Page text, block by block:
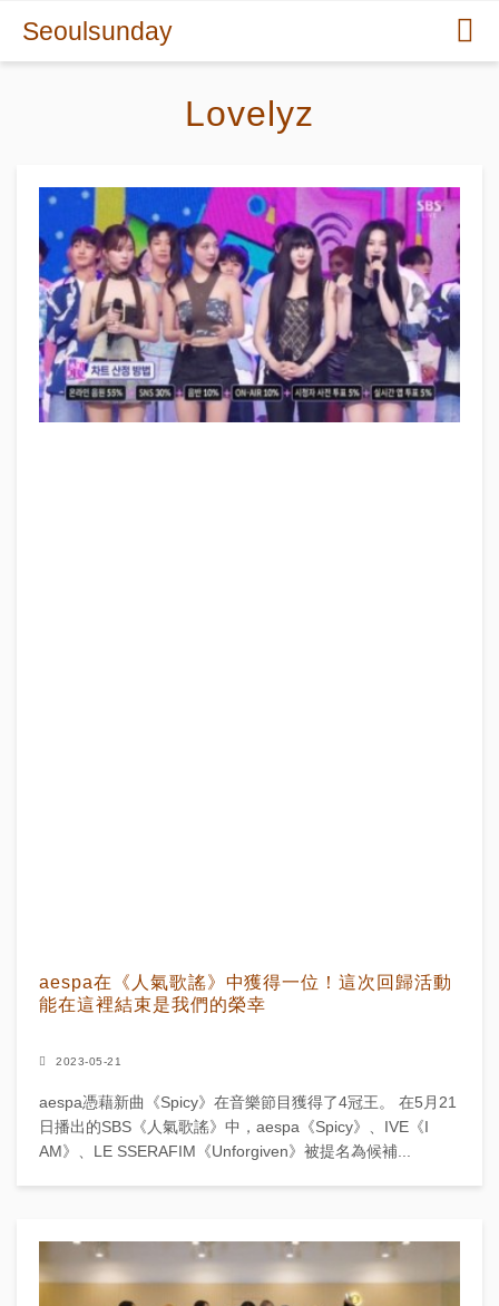
Seoulsunday
Lovelyz
aespa在《人氣歌謠》中獲得一位！這次回歸活動
能在這裡結束是我們的榮幸
2023-05-21
aespa憑藉新曲《Spicy》在音樂節目獲得了4冠王。 在5月21
日播出的SBS《人氣歌謠》中，aespa《Spicy》、IVE《I
AM》、LE SSERAFIM《Unforgiven》被提名為候補...